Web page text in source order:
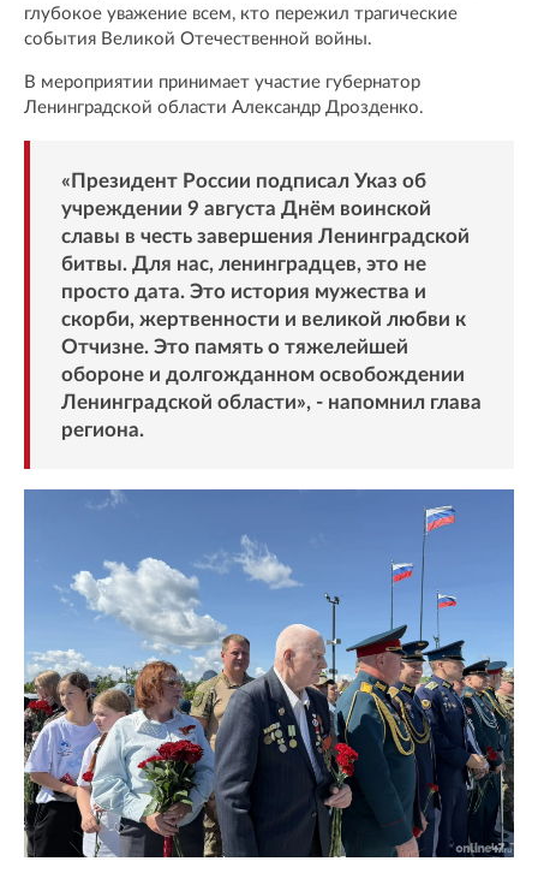
глубокое уважение всем, кто пережил трагические
события Великой Отечественной войны.
В мероприятии принимает участие губернатор
Ленинградской области Александр Дрозденко.
«Президент России подписал Указ об
учреждении 9 августа Днём воинской
славы в честь завершения Ленинградской
битвы. Для нас, ленинградцев, это не
просто дата. Это история мужества и
скорби, жертвенности и великой любви к
Отчизне. Это память о тяжелейшей
обороне и долгожданном освобождении
Ленинградской области», - напомнил глава
региона.